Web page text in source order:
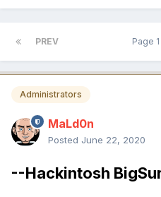
PREV Page
Administrators
MaLd0n
Posted June 22, 2020
--Hackintosh